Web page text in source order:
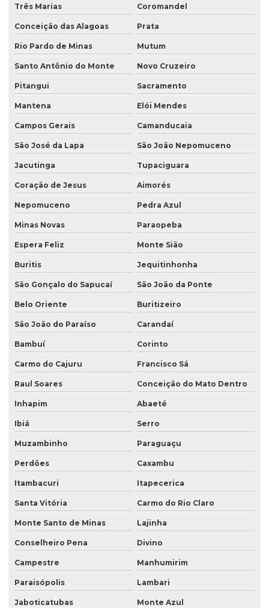
Três Marias Coromandel
Conceição das Alagoas Prata
Rio Pardo de Minas Mutum
Santo Antônio do Monte Novo Cruzeiro
Pitangui Sacramento
Mantena Elói Mendes
Campos Gerais Camanducaia
São José da Lapa São João Nepomuceno
Jacutinga Tupaciguara
Coração de Jesus Aimorés
Nepomuceno Pedra Azul
Minas Novas Paraopeba
Espera Feliz Monte Sião
Buritis Jequitinhonha
São Gonçalo do Sapucaí São João da Ponte
Belo Oriente Buritizeiro
São João do Paraíso Carandaí
Bambuí Corinto
Carmo do Cajuru Francisco Sá
Raul Soares Conceição do Mato Dentro
Inhapim Abaeté
Ibiá Serro
Muzambinho Paraguaçu
Perdões Caxambu
Itambacuri Itapecerica
Santa Vitória Carmo do Rio Claro
Monte Santo de Minas Lajinha
Conselheiro Pena Divino
Campestre Manhumirim
Paraisópolis Lambari
Jaboticatubas Monte Azul